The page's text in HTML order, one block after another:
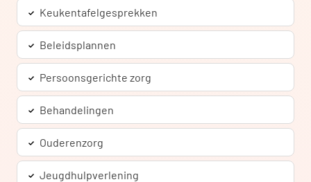
Keukentafelgesprekken
Beleidsplannen
Persoonsgerichte zorg
Behandelingen
Ouderenzorg
Jeugdhulpverlening